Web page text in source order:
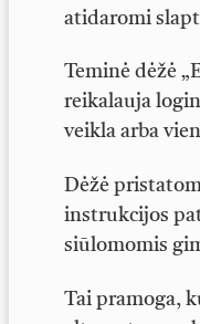
atidaromi
Teminė dėžė
reikalauja
veikla arba
Dėžė
instrukcijos
siūlomomis
Tai pramoga,